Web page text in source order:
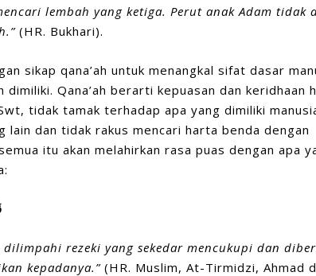
lembah yang ketiga. Perut anak Adam tidak
(HR. Bukhari).
sikap qana’ah untuk menangkal sifat dasar
Qana’ah berarti kepuasan dan keridhaan
tidak tamak terhadap apa yang dimiliki
dan tidak rakus mencari harta benda dengan
itu akan melahirkan rasa puas dengan apa
rezeki yang sekedar mencukupi dan
kepadanya.”(HR. Muslim, At-Tirmidzi, Ahmad